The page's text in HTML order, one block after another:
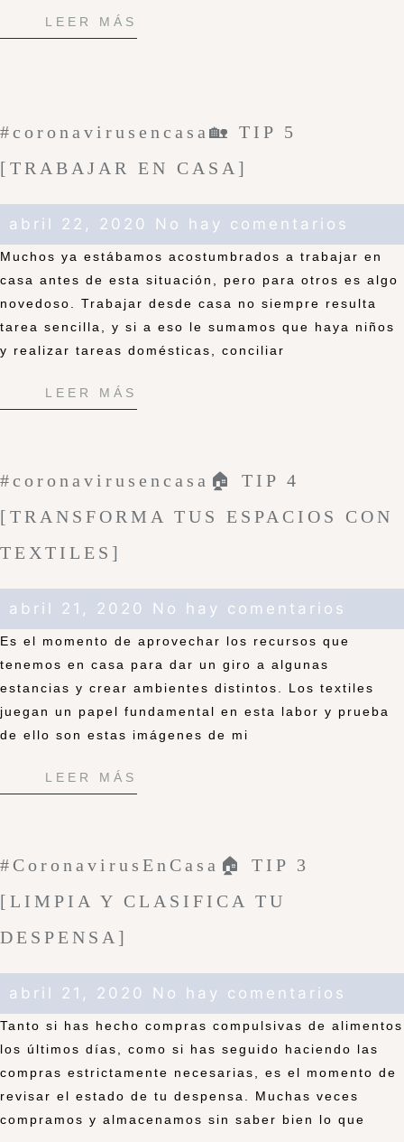
LEER MÁS
#coronavirusencasa🏡 TIP 5
[TRABAJAR EN CASA]
abril 22, 2020 No hay comentarios
Muchos ya estábamos acostumbrados a trabajar en
casa antes de esta situación, pero para otros es algo
novedoso. Trabajar desde casa no siempre resulta
tarea sencilla, y si a eso le sumamos que haya niños
y realizar tareas domésticas, conciliar
LEER MÁS
#coronavirusencasa🏠 TIP 4
[TRANSFORMA TUS ESPACIOS CON
TEXTILES]
abril 21, 2020 No hay comentarios
Es el momento de aprovechar los recursos que
tenemos en casa para dar un giro a algunas
estancias y crear ambientes distintos. Los textiles
juegan un papel fundamental en esta labor y prueba
de ello son estas imágenes de mi
LEER MÁS
#CoronavirusEnCasa🏠 TIP 3
[LIMPIA Y CLASIFICA TU
DESPENSA]
abril 21, 2020 No hay comentarios
Tanto si has hecho compras compulsivas de alimentos
los últimos días, como si has seguido haciendo las
compras estrictamente necesarias, es el momento de
revisar el estado de tu despensa. Muchas veces
compramos y almacenamos sin saber bien lo que